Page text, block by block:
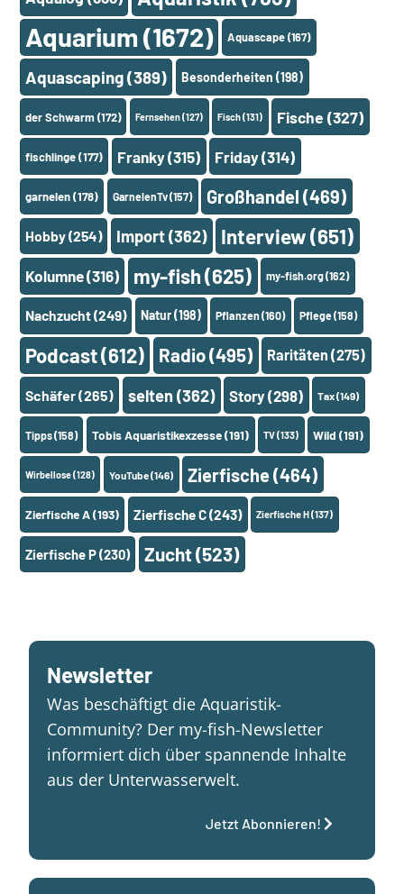
Aquarium (1672) Aquascape(167)
Aquascaping(389) Besonderheiten (198)
der Schwarm(172) Fernsehen(127) Fisch(131) Fische (327)
fischlinge(177) Franky(315) Friday(314)
garnelen(178) GarnelenTv(157) Großhandel (469)
Hobby(254) Import(362) Interview(651)
Kolumne(316) my-fish(625) my-fish.org(162)
Nachzucht(249) Natur(198) Pflanzen(160) Pflege(158)
Podcast(612) Radio(495) Raritäten (275)
Schäfer(265) selten (362) Story (298) Tax(149)
Tipps(158) Tobis Aquaristikexzesse(191) TV(133) Wild (191)
Wirbellose(128) YouTube(146) Zierfische(464)
Zierfische A(193) Zierfische C(243) Zierfische H(137)
Zierfische P(230) Zucht(523)
Newsletter
Was beschäftigt die Aquaristik-
Community? Der my-fish-Newsletter
informiert dich über spannende Inhalte
aus der Unterwasserwelt.
Jetzt Abonnieren!